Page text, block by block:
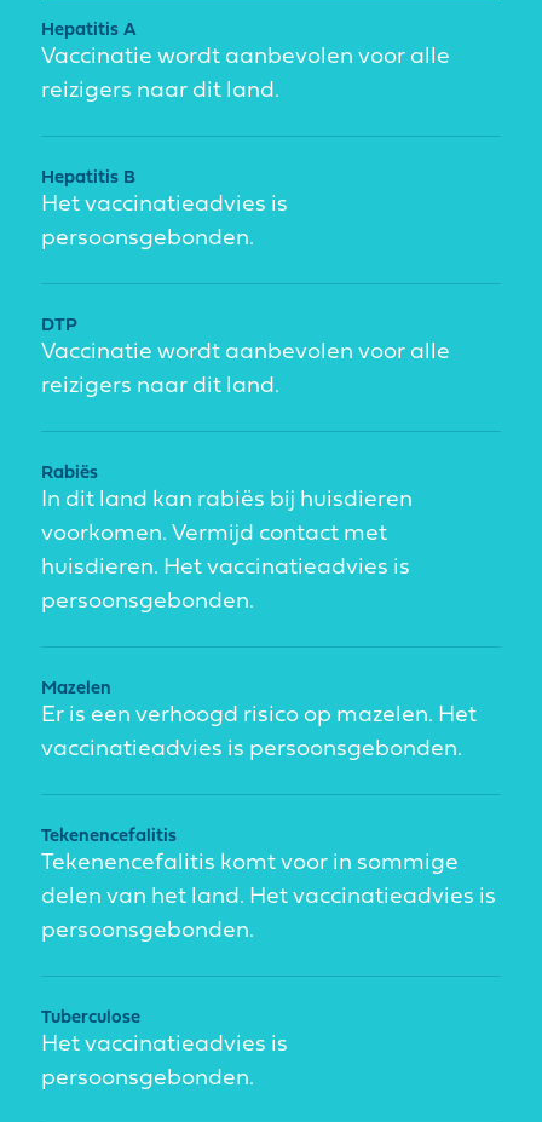
Hepatitis A
Vaccinatie wordt aanbevolen voor alle
reizigers naar dit land.
Hepatitis B
Het vaccinatieadvies is
persoonsgebonden.
DTP
Vaccinatie wordt aanbevolen voor alle
reizigers naar dit land.
Rabiës
In dit land kan rabiës bij huisdieren
voorkomen. Vermijd contact met
huisdieren. Het vaccinatieadvies is
persoonsgebonden.
Mazelen
Er is een verhoogd risico op mazelen. Het
vaccinatieadvies is persoonsgebonden.
Tekenencefalitis
Tekenencefalitis komt voor in sommige
delen van het land. Het vaccinatieadvies is
persoonsgebonden.
Tuberculose
Het vaccinatieadvies is
persoonsgebonden.